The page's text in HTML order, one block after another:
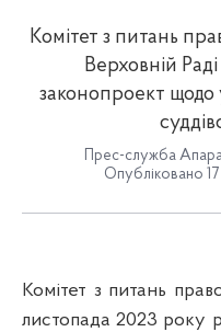
Комітет з питань
Верховній
законопроект
Прес-служба
Опубліковано
Комітет з питань
листопада 2023 року